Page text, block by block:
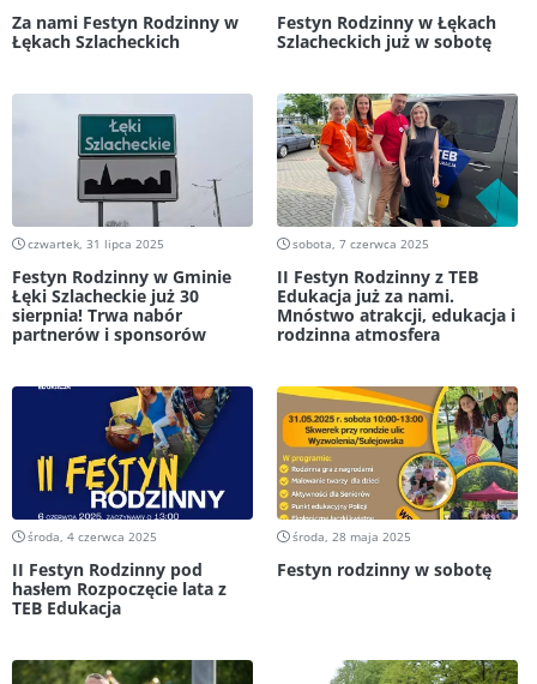
Za nami Festyn Rodzinny w
Łękach Szlacheckich
Festyn Rodzinny w Łękach
Szlacheckich już w sobotę
czwartek, 31 lipca 2025
Festyn Rodzinny w Gminie
Łęki Szlacheckie już 30
sierpnia! Trwa nabór
partnerów i sponsorów
sobota, 7 czerwca 2025
II Festyn Rodzinny z TEB
Edukacja już za nami.
Mnóstwo atrakcji, edukacja i
rodzinna atmosfera
środa, 4 czerwca 2025
II Festyn Rodzinny pod
hasłem Rozpoczęcie lata z
TEB Edukacja
środa, 28 maja 2025
Festyn rodzinny w sobotę